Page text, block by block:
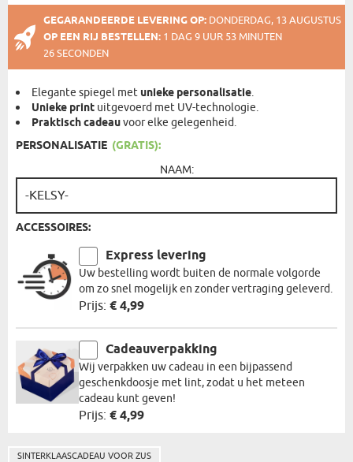
GEGARANDEERDE LEVERING OP: DONDERDAG, 13 AUGUSTUS
OP EEN RIJ BESTELLEN: 1 DAG 9 UUR 53 MINUTEN
25 SECONDEN
Elegante spiegel met unieke personalisatie.
Unieke print uitgevoerd met UV-technologie.
Praktisch cadeauvoor elke gelegenheid.
PERSONALISATIE (GRATIS):
NAAM:
ACCESSOIRES:
Express levering
Uw bestelling wordt buiten de normale volgorde
om zo snel mogelijk en zonder vertraging geleverd.
Prijs: € 4,99
Cadeauverpakking
Wij verpakken uw cadeau in een bijpassend
geschenkdoosje met lint, zodat u het meteen
cadeau kunt geven!
Prijs: € 4,99
SINTERKLAASCADEAU VOOR ZUS